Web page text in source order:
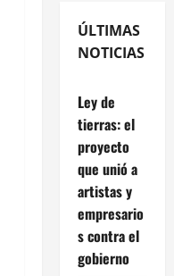
ÚLTIMAS
NOTICIAS
Ley de
tierras: el
proyecto
que unió a
artistas y
empresario
s contra el
gobierno